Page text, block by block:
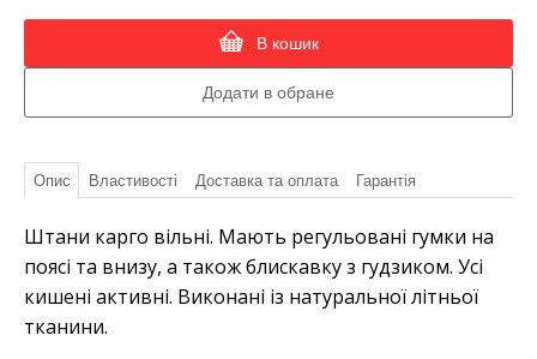
В кошик
Опис Властивості Доставка та оплата Гарантія
Штани карго вільні. Мають регульовані гумки на
поясі та внизу, а також блискавку з гудзиком. Усі
кишені активні. Виконані із натуральної літньої
тканини.